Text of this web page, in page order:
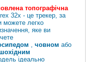
​​топографічна
32x - це трекер, за
можете легко
яке ви
, човном або
ідеально